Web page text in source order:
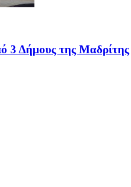
3 Δήμους της Μαδρίτης